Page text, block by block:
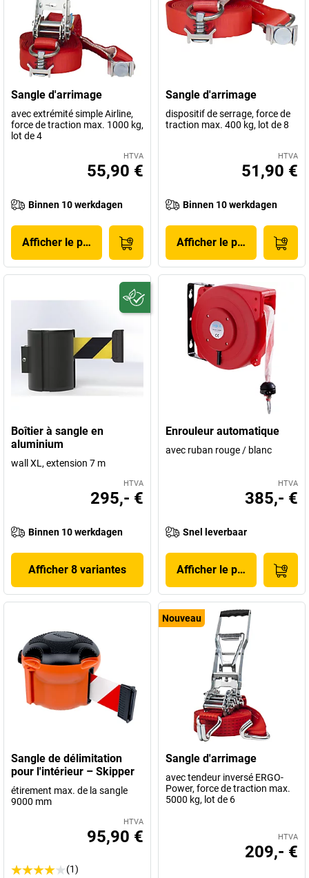
Sangle d'arrimage
avec extrémité simple Airline,
force de traction max. 1000 kg,
lot de 4
HTVA
55,90 €
Binnen 10 werkdagen
Afficher le produit
Sangle d'arrimage
dispositif de serrage, force de
traction max. 400 kg, lot de 8
HTVA
51,90 €
Binnen 10 werkdagen
Afficher le produit
Boîtier à sangle en
aluminium
wall XL, extension 7 m
HTVA
295,- €
Binnen 10 werkdagen
Afficher 8 variantes
Enrouleur automatique
avec ruban rouge / blanc
HTVA
385,- €
Snel leverbaar
Afficher le produit
Sangle de délimitation
pour l'intérieur – Skipper
étirement max. de la sangle
9000 mm
HTVA
95,90 €
(1)
Nouveau
Sangle d'arrimage
avec tendeur inversé ERGO-
Power, force de traction max.
5000 kg, lot de 6
HTVA
209,- €